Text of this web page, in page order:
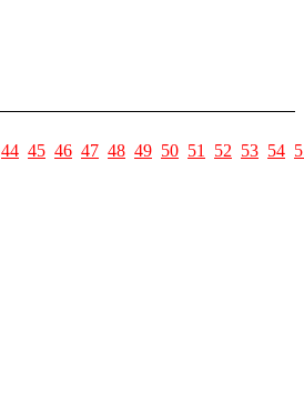
44 45 46 47 48 49 50 51 52 53 54